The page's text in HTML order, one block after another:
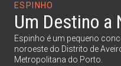
ESPINHO
Um Destino a
Espinho é um pequeno
noroeste do Distrito de
Metropolitana do Porto.